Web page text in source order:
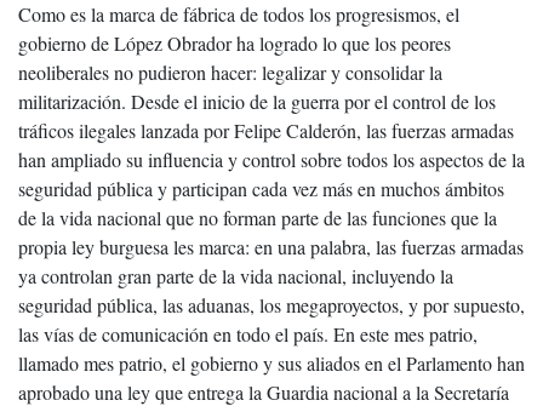
Como es la marca de fábrica de todos los progresismos, el
gobierno de López Obrador ha logrado lo que los peores
neoliberales no pudieron hacer: legalizar y consolidar la
militarización. Desde el inicio de la guerra por el control de los
tráficos ilegales lanzada por Felipe Calderón, las fuerzas armadas
han ampliado su influencia y control sobre todos los aspectos de la
seguridad pública y participan cada vez más en muchos ámbitos
de la vida nacional que no forman parte de las funciones que la
propia ley burguesa les marca: en una palabra, las fuerzas armadas
ya controlan gran parte de la vida nacional, incluyendo la
seguridad pública, las aduanas, los megaproyectos, y por supuesto,
las vías de comunicación en todo el país. En este mes patrio,
llamado mes patrio, el gobierno y sus aliados en el Parlamento han
aprobado una ley que entrega la Guardia nacional a la Secretaría